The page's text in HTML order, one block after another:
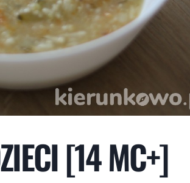
[14 MC+]